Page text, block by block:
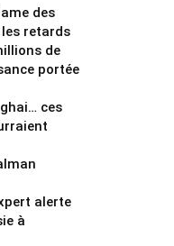
des
retards
de
portée
ces
alerte
à